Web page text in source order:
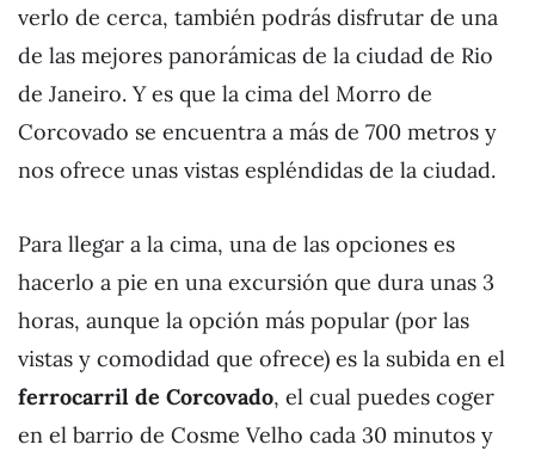
verlo de cerca, también podrás disfrutar de una
de las mejores panorámicas de la ciudad de Rio
de Janeiro. Y es que la cima del Morro de
Corcovado se encuentra a más de 700 metros y
nos ofrece unas vistas espléndidas de la ciudad.
Para llegar a la cima, una de las opciones es
hacerlo a pie en una excursión que dura unas 3
horas, aunque la opción más popular (por las
vistas y comodidad que ofrece) es la subida en el
ferrocarril de Corcovado, el cual puedes coger
en el barrio de Cosme Velho cada 30 minutos y